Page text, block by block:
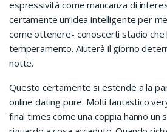
espressività come mancanza di
certamente un’idea intelligente per
come ottenere- conoscerti stadio che
temperamento. Aiuterà il giorno
notte.
Questo certamente si estende a la
online dating pure. Molti fantastico
final times come una coppia hanno un